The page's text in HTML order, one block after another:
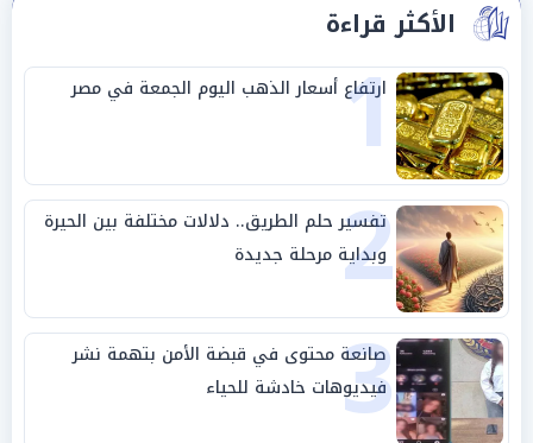
الأكثر قراءة
1
ارتفاع أسعار الذهب اليوم الجمعة في مصر
2
تفسير حلم الطريق.. دلالات مختلفة بين الحيرة
وبداية مرحلة جديدة
3
صانعة محتوى في قبضة الأمن بتهمة نشر
فيديوهات خادشة للحياء